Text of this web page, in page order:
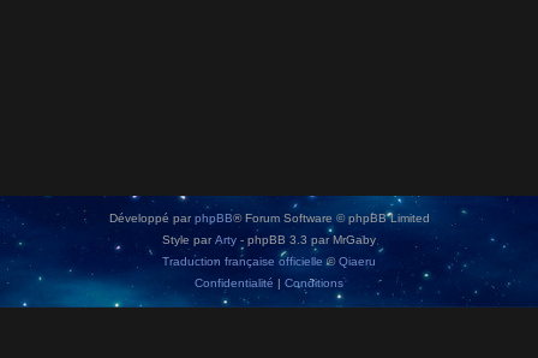
Développé par phpBB® Forum Software © phpBB Limited
Style parArty - phpBB 3.3 par MrGaby
Traduction française officielle ©Qiaeru
Confidentialité | Conditions